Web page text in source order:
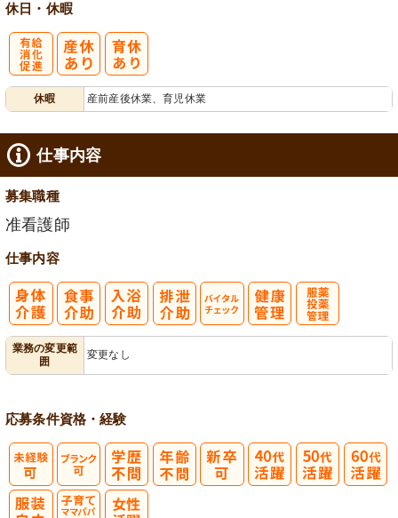
休日・休暇
休暇 産前産後休業、育児休業
仕事内容
募集職種
准看護師
仕事内容
業務の変更範
囲
変更なし
応募条件資格・経験